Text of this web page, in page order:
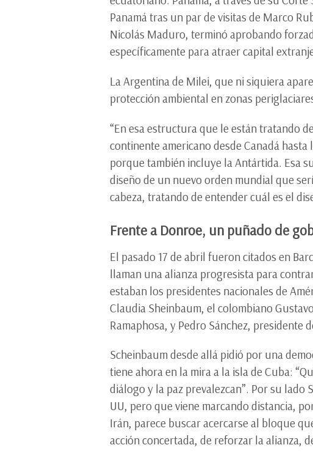
Panamá tras un par de visitas de Marco
Nicolás Maduro, terminó aprobando
específicamente para atraer capital
La Argentina de Milei, que ni siquiera
protección ambiental en zonas
“En esa estructura que le están tratando
continente americano desde Canadá
porque también incluye la Antártida. Esa
diseño de un nuevo orden mundial que
cabeza, tratando de entender cuál es el
Frente a Donroe, un puñado de
El pasado 17 de abril fueron citados en
llaman una alianza progresista para
estaban los presidentes nacionales de
Claudia Sheinbaum, el colombiano
Ramaphosa, y Pedro Sánchez, presidente
Scheinbaum desde allá pidió por una
tiene ahora en la mira a la isla de Cuba:
diálogo y la paz prevalezcan”. Por su lado
UU, pero que viene marcando distancia,
Irán, parece buscar acercarse al bloque
acción concertada, de reforzar la alianza,